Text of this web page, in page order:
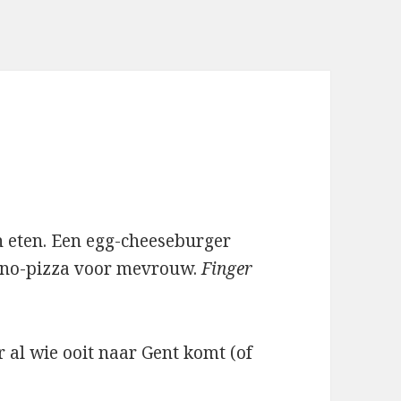
Een egg-cheeseburger
pizza voor mevrouw.Finger
wie ooit naar Gent komt (of